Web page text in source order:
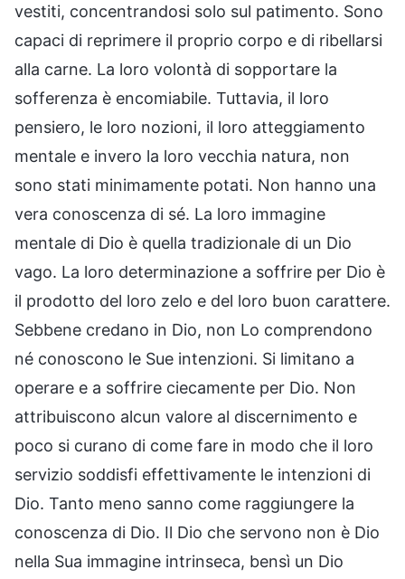
vestiti, concentrandosi solo sul patimento. Sono
capaci di reprimere il proprio corpo e di ribellarsi
alla carne. La loro volontà di sopportare la
sofferenza è encomiabile. Tuttavia, il loro
pensiero, le loro nozioni, il loro atteggiamento
mentale e invero la loro vecchia natura, non
sono stati minimamente potati. Non hanno una
vera conoscenza di sé. La loro immagine
mentale di Dio è quella tradizionale di un Dio
vago. La loro determinazione a soffrire per Dio è
il prodotto del loro zelo e del loro buon carattere.
Sebbene credano in Dio, non Lo comprendono
né conoscono le Sue intenzioni. Si limitano a
operare e a soffrire ciecamente per Dio. Non
attribuiscono alcun valore al discernimento e
poco si curano di come fare in modo che il loro
servizio soddisfi effettivamente le intenzioni di
Dio. Tanto meno sanno come raggiungere la
conoscenza di Dio. Il Dio che servono non è Dio
nella Sua immagine intrinseca, bensì un Dio